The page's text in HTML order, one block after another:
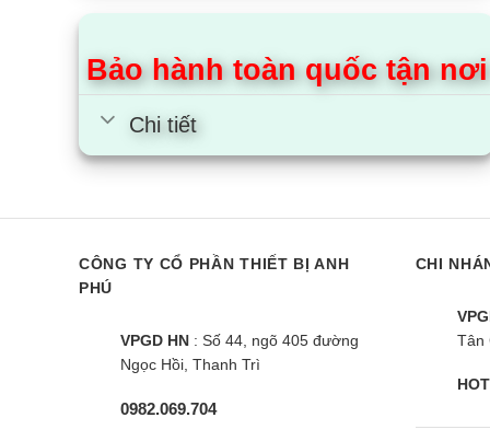
Mức
hợp…
2.
một hệ
phép
dụng
Bảo hành toàn quốc tận nơi
Chi tiết
CÔNG TY CỔ PHẦN THIẾT BỊ ANH
PHÚ
VPGD HN : Số 44, ngõ 405 đường
Ngọc Hồi, Thanh Trì
0982.069.704
CHI
Tân